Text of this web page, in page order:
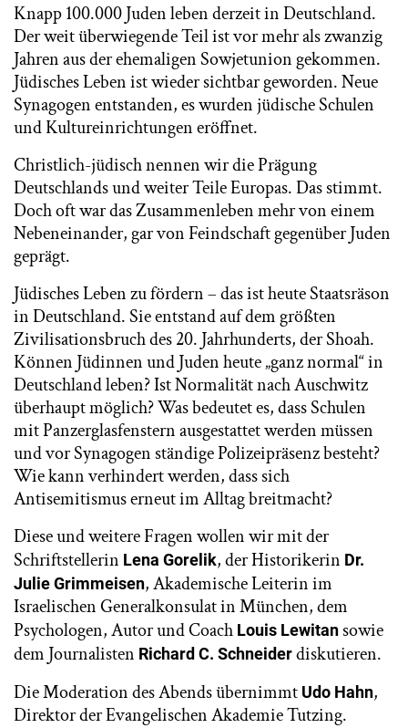
Knapp 100.000 Juden leben derzeit in Deutschland.
Der weit überwiegende Teil ist vor mehr als zwanzig
Jahren aus der ehemaligen Sowjetunion gekommen.
Jüdisches Leben ist wieder sichtbar geworden. Neue
Synagogen entstanden, es wurden jüdische Schulen
und Kultureinrichtungen eröffnet.
Christlich-jüdisch nennen wir die Prägung
Deutschlands und weiter Teile Europas. Das stimmt.
Doch oft war das Zusammenleben mehr von einem
Nebeneinander, gar von Feindschaft gegenüber Juden
geprägt.
Jüdisches Leben zu fördern – das ist heute Staatsräson
in Deutschland. Sie entstand auf dem größten
Zivilisationsbruch des 20. Jahrhunderts, der Shoah.
Können Jüdinnen und Juden heute „ganz normal“ in
Deutschland leben? Ist Normalität nach Auschwitz
überhaupt möglich? Was bedeutet es, dass Schulen
mit Panzerglasfenstern ausgestattet werden müssen
und vor Synagogen ständige Polizeipräsenz besteht?
Wie kann verhindert werden, dass sich
Antisemitismus erneut im Alltag breitmacht?
Diese und weitere Fragen wollen wir mit der
Schriftstellerin Lena Gorelik, der Historikerin Dr.
Julie Grimmeisen, Akademische Leiterin im
Israelischen Generalkonsulat in München, dem
Psychologen, Autor und Coach Louis Lewitansowie
dem Journalisten Richard C. Schneiderdiskutieren.
Die Moderation des Abends übernimmt Udo Hahn,
Direktor der Evangelischen Akademie Tutzing.